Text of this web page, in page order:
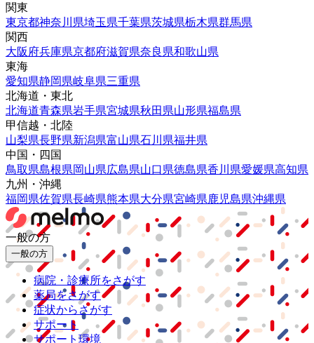
関東
東京都神奈川県埼玉県千葉県茨城県栃木県群馬県
関西
大阪府兵庫県京都府滋賀県奈良県和歌山県
東海
愛知県静岡県岐阜県三重県
北海道・東北
北海道青森県岩手県宮城県秋田県山形県福島県
甲信越・北陸
山梨県長野県新潟県富山県石川県福井県
中国・四国
鳥取県島根県岡山県広島県山口県徳島県香川県愛媛県高知県
九州・沖縄
福岡県佐賀県長崎県熊本県大分県宮崎県鹿児島県沖縄県
一般の方
一般の方
病院・診療所をさがす
薬局をさがす
症状からさがす
サポート
サポート環境